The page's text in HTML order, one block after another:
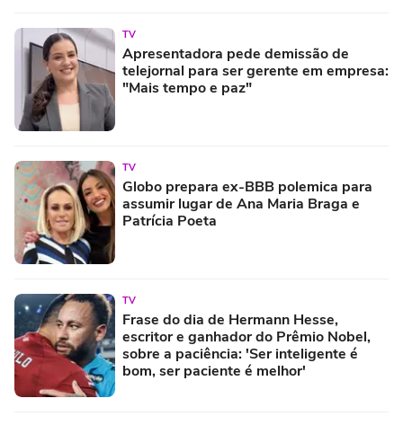
TV
Apresentadora pede demissão de
telejornal para ser gerente em empresa:
"Mais tempo e paz"
TV
Globo prepara ex-BBB polemica para
assumir lugar de Ana Maria Braga e
Patrícia Poeta
TV
Frase do dia de Hermann Hesse,
escritor e ganhador do Prêmio Nobel,
sobre a paciência: 'Ser inteligente é
bom, ser paciente é melhor'